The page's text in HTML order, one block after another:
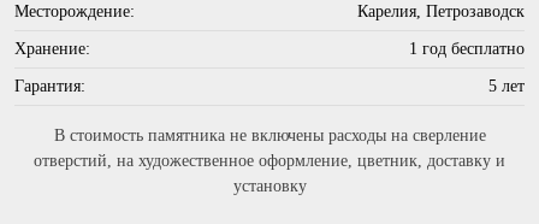
Месторождение: Карелия, Петрозаводск
Хранение: 1 год бесплатно
Гарантия: 5 лет
В стоимость памятника не включены расходы на сверление
отверстий, на художественное оформление, цветник, доставку и
установку